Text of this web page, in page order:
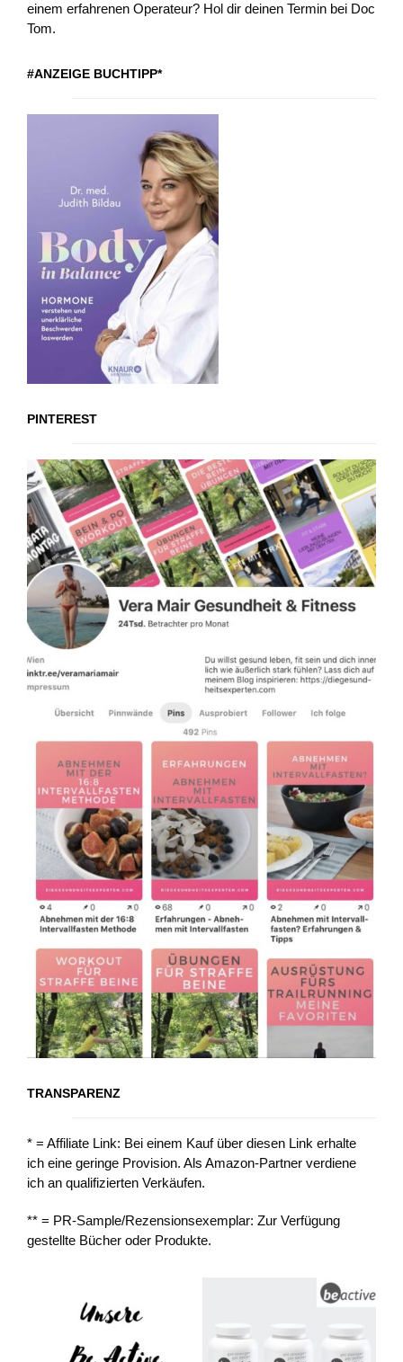
einem erfahrenen Operateur? Hol dir deinen Termin bei Doc
Tom.
#ANZEIGE BUCHTIPP*
PINTEREST
TRANSPARENZ
* = Affiliate Link: Bei einem Kauf über diesen Link erhalte
ich eine geringe Provision. Als Amazon-Partner verdiene
ich an qualifizierten Verkäufen.
** = PR-Sample/Rezensionsexemplar: Zur Verfügung
gestellte Bücher oder Produkte.